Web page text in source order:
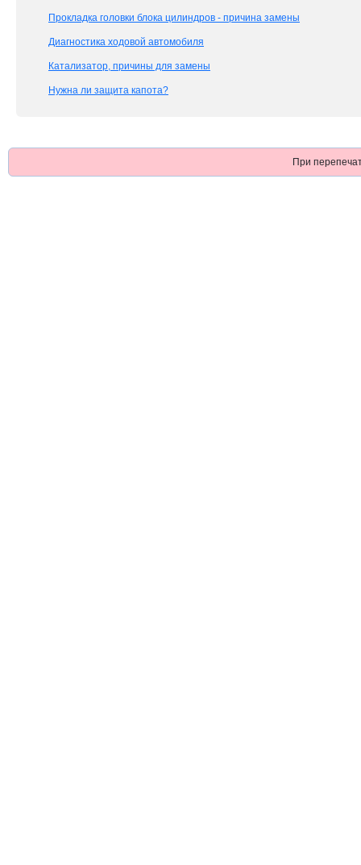
Прокладка головки блока цилиндров - причина замены
Диагностика ходовой автомобиля
Катализатор, причины для замены
Нужна ли защита капота?
При